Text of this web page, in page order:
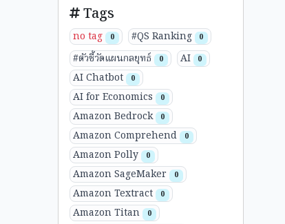
Tags
no tag 0 #QS Ranking 0
#ตัวชี้วัดแผนกลยุทธ์ 0 AI 0
AI Chatbot 0
AI for Economics 0
Amazon Bedrock 0
Amazon Comprehend 0
Amazon Polly 0
Amazon SageMaker 0
Amazon Textract 0
Amazon Titan 0